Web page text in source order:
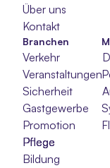
Über uns
Kontakt
Branchen
Verkehr
Veranstaltungen
Sicherheit
Gastgewerbe
Promotion
Pflege
Pflege
Pflege
Bildung